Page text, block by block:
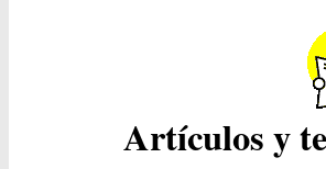
Artículos y